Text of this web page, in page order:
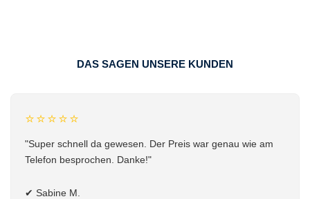
DAS SAGEN UNSERE KUNDEN
⭐⭐⭐⭐⭐
"Super schnell da gewesen. Der Preis war genau wie am
Telefon besprochen. Danke!"
✔ Sabine M.